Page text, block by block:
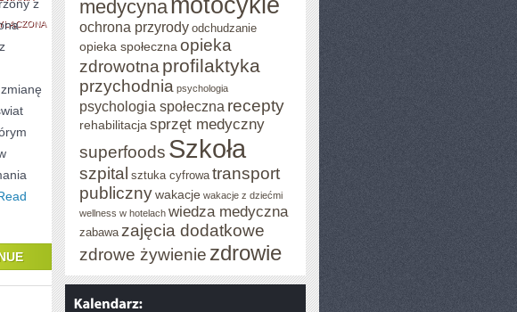
I
PREMIERY
z
medycyna
ochrona przyrody odchudzanie
opieka społeczna opieka
zdrowotna profilaktyka
przychodnia psychologia
psychologia społeczna recepty
rehabilitacja sprzęt medyczny
superfoods Szkoła
szpital sztuka cyfrowa transport
publiczny wakacje wakacje z dziećmi
wellness w hotelach wiedza medyczna
zabawa zajęcia dodatkowe
zdrowe żywienie zdrowie